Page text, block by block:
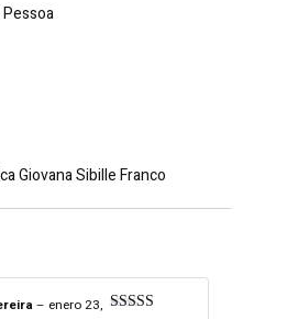
Giovana Sibille Franco
– enero 23,